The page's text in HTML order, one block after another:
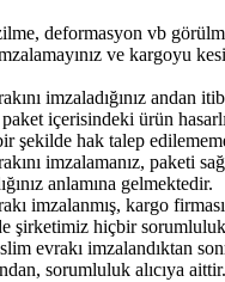
deformasyon vb
ve kargoyu
imzaladığınız andan
paket içerisindeki ürün
şekilde hak talep
imzalamanız, paketi
anlamına gelmektedir.
imzalanmış, kargo
şirketimiz hiçbir
evrakı imzalandıktan
sorumluluk alıcıya aittir.